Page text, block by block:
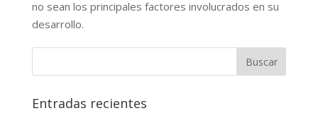
no sean los principales factores involucrados en su
desarrollo.
Entradas recientes